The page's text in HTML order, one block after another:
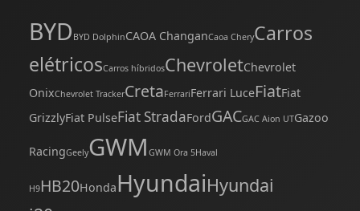
BYD BYD DolphinCAOA ChanganCaoa CheryCarros
elétricosCarros híbridosChevroletChevrolet
OnixChevrolet TrackerCretaFerrariFerrari LuceFiatFiat
GrizzlyFiat PulseFiat StradaFordGACGAC Aion UTGazoo
RacingGeelyGWM GWM Ora 5Haval
H9HB20HondaHyundaiHyundai